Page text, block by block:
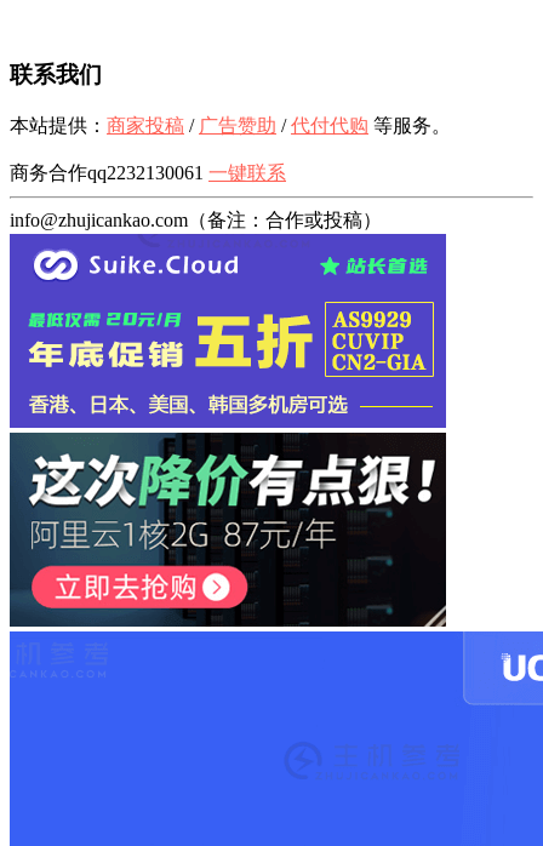
联系我们
本站提供： 商家投稿 / 广告赞助 /代付代购 等服务。
商务合作qq2232130061 一键联系
info@zhujicankao.com（备注：合作或投稿）